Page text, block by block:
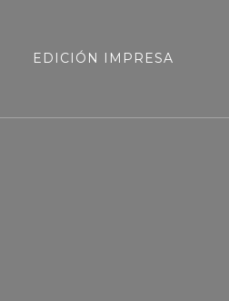
EDICIÓN IMPRESA